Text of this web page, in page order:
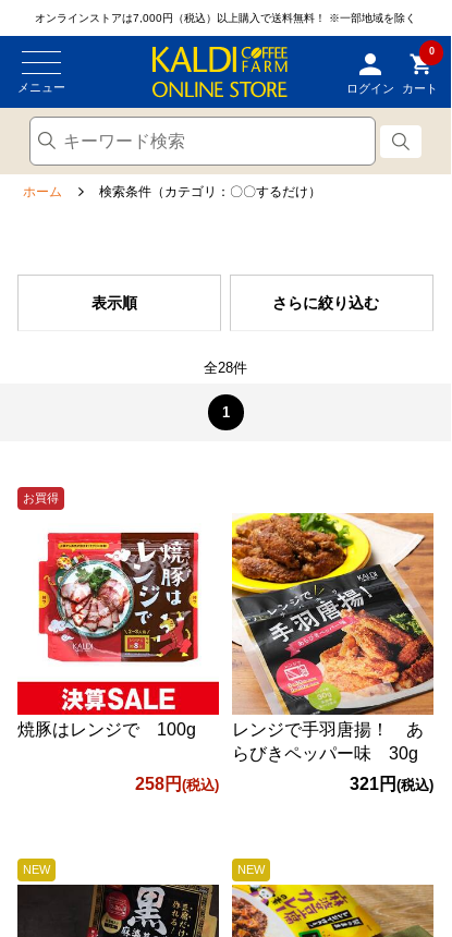
オンラインストアは7,000円（税込）以上購入で送料無料！ ※一部地域を除く
メニュー ログイン
0
カート
ホーム 検索条件（カテゴリ：〇〇するだけ）
表示順 さらに絞り込む
全28件
1
お買得
焼豚はレンジで 100g
258円(税込)
レンジで手羽唐揚！ あ
らびきペッパー味 30g
321円 (税込)
NEW NEW